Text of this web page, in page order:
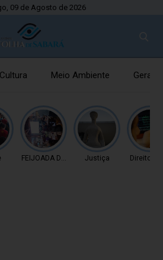
09 de Agosto de 2026
Cultura Meio Ambiente Gerais
FEIJOADA DA PROPAGAN
Justiça Direitos